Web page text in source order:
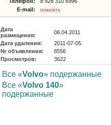
E-mail:
показать
Дата
размещения:
06.04.2011
Дата удаления:
2011-07-05
№ объявления:
8556
Просмотров:
3622
Все «Volvo» подержанные
Все «Volvo 140»
подержанные